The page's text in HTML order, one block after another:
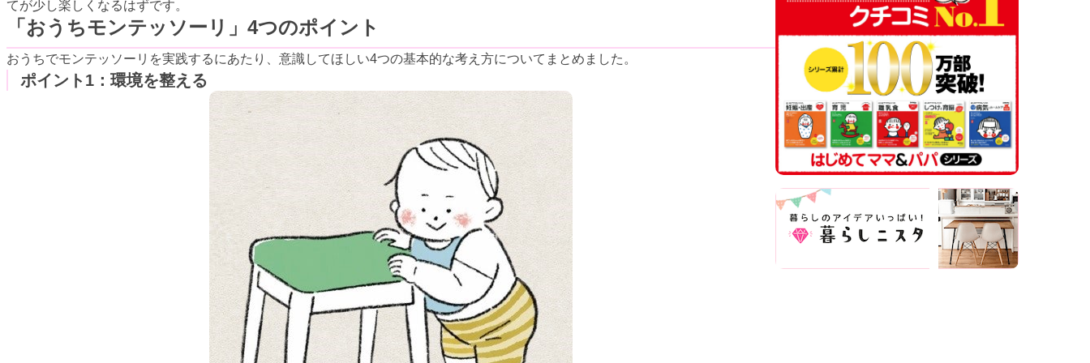
てが少し楽しくなるはずです。
「おうちモンテッソーリ」4つのポイント
おうちでモンテッソーリを実践するにあたり、意識してほしい4つの基本的な考え方についてまとめました。
ポイント1：環境を整える